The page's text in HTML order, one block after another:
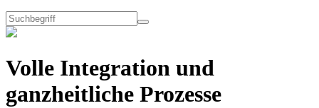
Volle Integration und
ganzheitliche Prozesse